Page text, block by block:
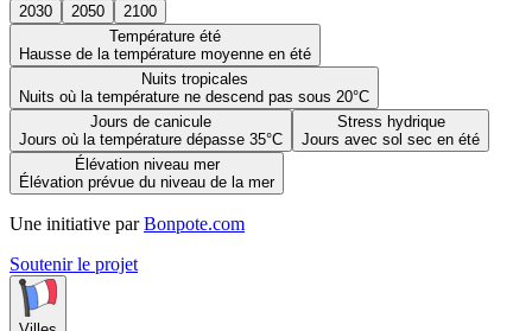
2030 2050
2100
Température été
Hausse de la température moyenne en été
Nuits tropicales
Nuits où la température ne descend pas sous 20°C
Jours de canicule
Jours où la température dépasse 35°C
Stress hydrique
Jours avec sol sec en été
Élévation niveau mer
Élévation prévue du niveau de la mer
Une initiative par Bonpote.com
Soutenir le projet